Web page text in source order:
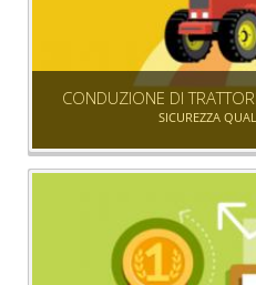
CONDUZIONE DI
SICUREZZA